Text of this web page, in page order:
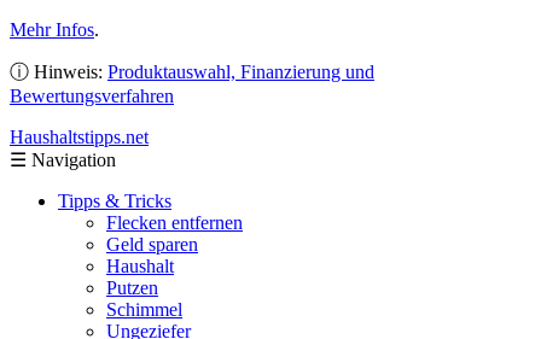
Mehr Infos.
ⓘ Hinweis: Produktauswahl, Finanzierung und
Bewertungsverfahren
Haushaltstipps.net
☰ Navigation
Tipps & Tricks
Flecken entfernen
Geld sparen
Haushalt
Putzen
Schimmel
Ungeziefer